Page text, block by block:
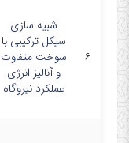
۶
شبیه سازی
سیکل ترکیبی با
سوخت متفاوت
و آنالیز انرژی
عملکرد نیروگاه